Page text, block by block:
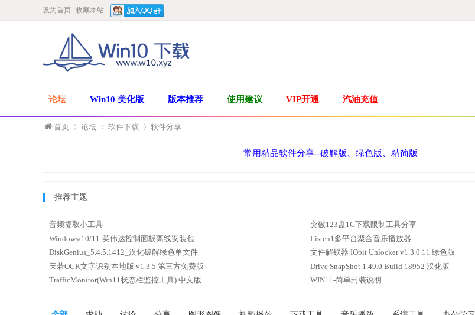
设为首页 收藏本站
论坛 Win10 美化版 版本推荐 使用建议 VIP开通 汽油充值
首页 论坛 软件下载 软件分享
常用精品软件分享--破解版、绿色版、精简版
推荐主题
音频提取小工具
突破123盘1G下载限制工具分享
Windows/10/11-英伟达控制面板离线安装包
Listen1多平台聚合音乐播放器
DiskGenius_5.4.5.1412_汉化破解绿色单文件
文件解锁器 IObit Unlocker v1.3.0.11 绿色版
天若OCR文字识别本地版 v1.3.5 第三方免费版
Drive SnapShot 1.49.0 Build 18952 汉化版
TrafficMonitor(Win11状态栏监控工具) 中文版
WIN11-简单封装说明